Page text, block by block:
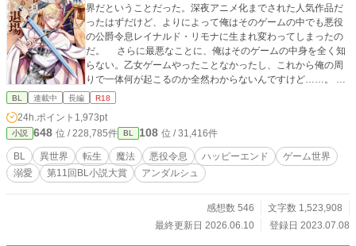
界だということだった。深夜アニメ化までされた人気作品だ
ったはずだけど、よりによって俺はそのゲームの中でも悪役
の公爵令息レイナルド・リモナに生まれ変わってしまったの
だ。 さらに最悪なことに、俺はそのゲームの中身を全く知
らない。乙女ゲームやったことなかったし、これから俺の周
りで一体何が起こるのか全然わからないんですけど……。
内容は知らなくとも、一時期SNSでトレンド入りして流れて
安定の裏切り」 「約束された末路」 って……怖！ 俺何
やらかすの！？ せっかく素敵なファンタジーの世界なのに
急に将来が怖い！ 俺は世界の平和と己の平穏のために、公
爵家の次男としてのほのぼの生活を手にするべく堅実に生き
ようと固く決心した……はずだったのに気が付いたら同級生
を企てる怪しい陰謀にすっかり巻き込まれてるんですけ
ど？！ 無事約束された末路まで一直線の予感！？ いやい
BL 連載中 長編 R18
24h.ポイント 1,973pt
小説 648 位 / 228,785件 BL 108 位 / 31,416件
BL 異世界 転生 魔法 悪役令息 ハッピーエンド
ゲーム世界
溺愛
第11回BL小説大賞 アンダルシュ
感想数 546
文字数 1,523,908
最終更新日 2026.06.10
登録日 2023.07.08